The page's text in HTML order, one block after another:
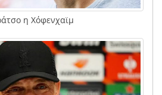
η Χόφενχαϊμ